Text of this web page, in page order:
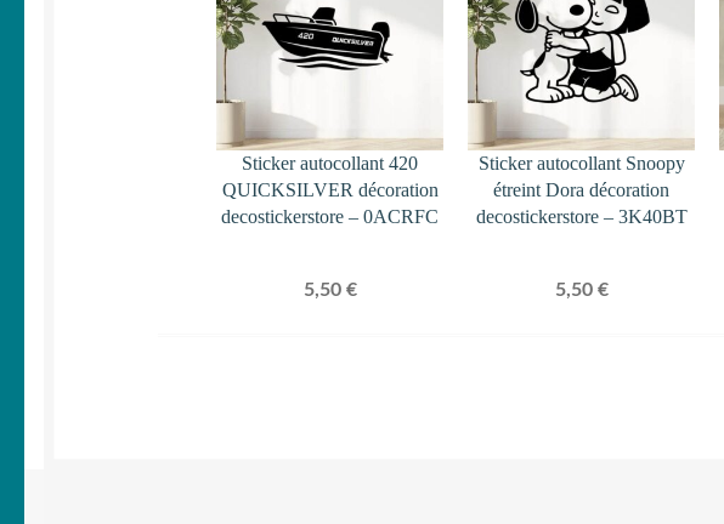
Sticker autocollant 420
QUICKSILVER décoration
decostickerstore – 0ACRFC
5,50 €
Sticker autocollant Snoopy
étreint Dora décoration
decostickerstore – 3K40BT
5,50 €